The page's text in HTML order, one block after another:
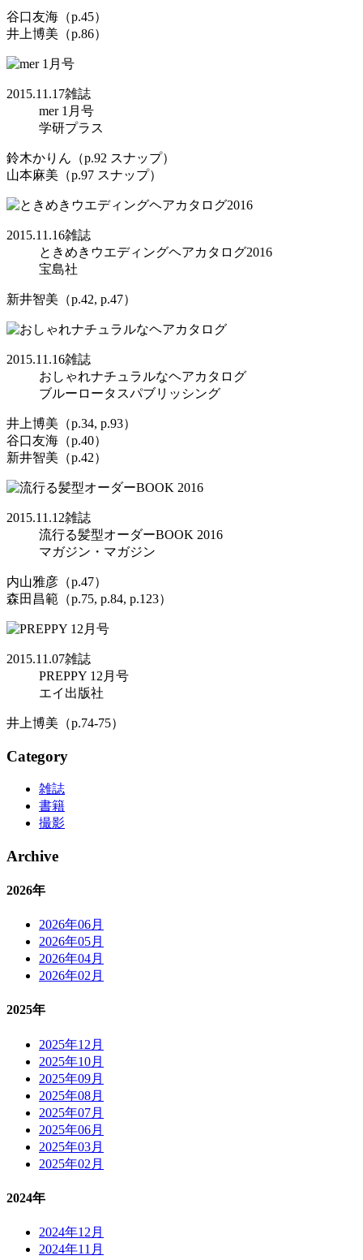
谷口友海（p.45）
井上博美（p.86）
2015.11.17雑誌
mer 1月号
学研プラス
鈴木かりん（p.92 スナップ）
山本麻美（p.97 スナップ）
2015.11.16雑誌
ときめきウエディングヘアカタログ2016
宝島社
新井智美（p.42, p.47）
2015.11.16雑誌
おしゃれナチュラルなヘアカタログ
ブルーロータスパブリッシング
井上博美（p.34, p.93）
谷口友海（p.40）
新井智美（p.42）
2015.11.12雑誌
流行る髪型オーダーBOOK 2016
マガジン・マガジン
内山雅彦（p.47）
森田昌範（p.75, p.84, p.123）
2015.11.07雑誌
PREPPY 12月号
エイ出版社
井上博美（p.74-75）
Category
雑誌
書籍
撮影
Archive
2026年
2026年06月
2026年05月
2026年04月
2026年02月
2025年
2025年12月
2025年10月
2025年09月
2025年08月
2025年07月
2025年06月
2025年03月
2025年02月
2024年
2024年12月
2024年11月